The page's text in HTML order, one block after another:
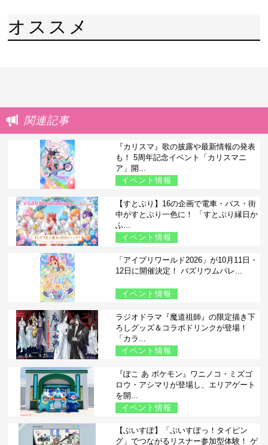
オススメ
関連記事
『カリスマ』歌の披露や最新情報の発表
も！ 5周年記念イベント「カリスマニ
ア」開...
イベント情報
【すとぷり】16の企画で電車・バス・街
中がすとぷり一色に！ 「すとぷり縁日か
ふ...
イベント情報
「アイプリワールド2026」が10月11日・
12日に開催決定！ バズリウムパレ...
イベント情報
ラジオドラマ『魔道祖師』の限定描き下
ろしグッズ＆コラボドリンクが登場！
「カラ...
イベント情報
『ぽこ あ ポケモン』ワニノコ・ミズゴ
ロウ・アシマリが登場し、エリアゲート
を開...
イベント情報
【ぶいすぽ】「ぶいすぽっ！タイピン
グ」でつながるリスナー参加型体験！ ゲ